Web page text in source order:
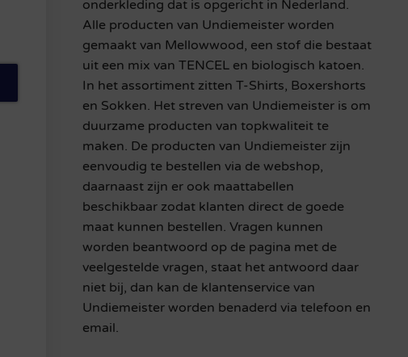
onderkleding dat is opgericht in Nederland.
Alle producten van Undiemeister worden
gemaakt van Mellowwood, een stof die bestaat
uit een mix van TENCEL en biologisch katoen.
In het assortiment zitten T-Shirts, Boxershorts
en Sokken. Het streven van Undiemeister is om
duurzame producten van topkwaliteit te
maken. De producten van Undiemeister zijn
eenvoudig te bestellen via de webshop,
daarnaast zijn er ook maattabellen
beschikbaar zodat klanten direct de goede
maat kunnen bestellen. Vragen kunnen
worden beantwoord op de pagina met de
veelgestelde vragen, staat het antwoord daar
niet bij, dan kan de klantenservice van
Undiemeister worden benaderd via telefoon en
email.